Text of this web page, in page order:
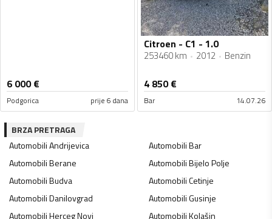
6 000€
Podgorica prije 6 dana
Citroen - C1 - 1.0
253460 km 2012 Benzin
4 850€
Bar 14.07.26
BRZA PRETRAGA
AutomobiliAndrijevica AutomobiliBar
AutomobiliBerane AutomobiliBijelo Polje
AutomobiliBudva AutomobiliCetinje
AutomobiliDanilovgrad AutomobiliGusinje
AutomobiliHerceg Novi AutomobiliKolašin